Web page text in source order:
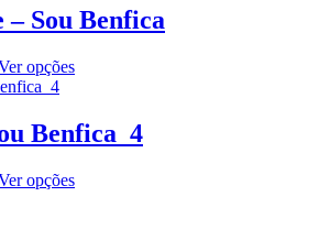
through
multiple
variants.
options
chosen
on
product
– Sou Benfica
opçõesThis
multiple
variants.
options
Benfica_4
opçõesThis